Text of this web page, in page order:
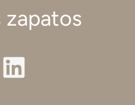
zapatos